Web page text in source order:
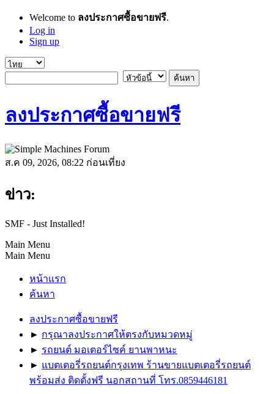
Welcome to ลงประกาศซื้อขายฟรี.
Log in
Sign up
ลงประกาศซื้อขายฟรี
ส.ค 09, 2026, 08:22 ก่อนเที่ยง
ข่าว:
SMF - Just Installed!
Main Menu
Main Menu
หน้าแรก
ค้นหา
ลงประกาศซื้อขายฟรี
► กรุณาลงประกาศให้ตรงกับหมวดหมู่
► รถยนต์ มอเตอร์ไซค์ ยานพาหนะ
► แบตเตอรี่รถยนต์กรุงเทพ ร้านขายแบตเตอรี่รถยนต์
พร้อมส่ง ติดตั้งฟรี นอกสถานที่ โทร.0859446181